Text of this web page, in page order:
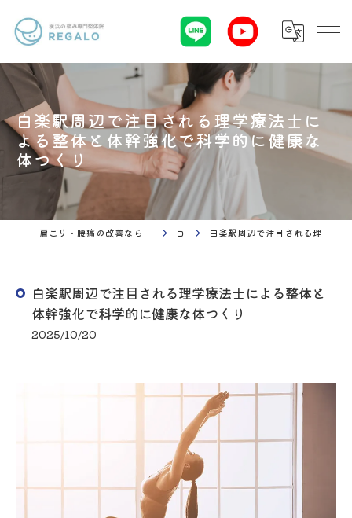
白楽駅周辺で注目される理学療法士に
よる整体と体幹強化で科学的に健康な
体つくり
肩こり・腰痛の改善なら理学療法 整体院Regalo（横浜市神奈川区白楽駅） コラム 白楽駅周辺で注目される理学療法士による整体と体幹強化で科学的に健康な体つくり
白楽駅周辺で注目される理学療法士による整体と
体幹強化で科学的に健康な体つくり
2025/10/20